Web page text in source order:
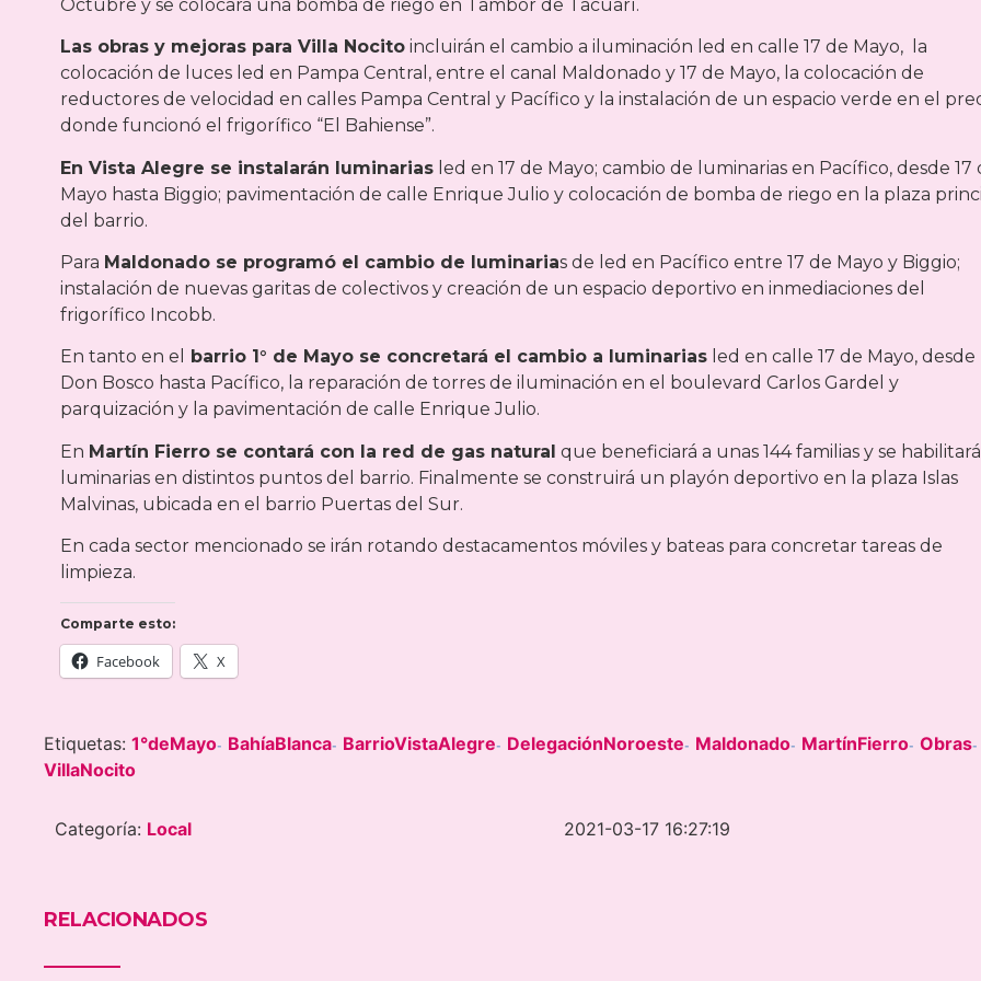
Octubre y se colocará una bomba de riego en Tambor de Tacuarí.
Las obras y mejoras para Villa Nocito incluirán el cambio a iluminación led en calle 17 de Mayo, la
colocación de luces led en Pampa Central, entre el canal Maldonado y 17 de Mayo, la colocación de
reductores de velocidad en calles Pampa Central y Pacífico y la instalación de un espacio verde en el
donde funcionó el frigorífico “El Bahiense”.
En Vista Alegre se instalarán luminarias led en 17 de Mayo; cambio de luminarias en Pacífico, desde 17
Mayo hasta Biggio; pavimentación de calle Enrique Julio y colocación de bomba de riego en la plaza
del barrio.
Para Maldonado se programó el cambio de luminarias de led en Pacífico entre 17 de Mayo y Biggio;
instalación de nuevas garitas de colectivos y creación de un espacio deportivo en inmediaciones del
frigorífico Incobb.
En tanto en el barrio 1° de Mayo se concretará el cambio a luminarias led en calle 17 de Mayo, desde
Don Bosco hasta Pacífico, la reparación de torres de iluminación en el boulevard Carlos Gardel y
parquización y la pavimentación de calle Enrique Julio.
En Martín Fierro se contará con la red de gas natural que beneficiará a unas 144 familias y se
luminarias en distintos puntos del barrio. Finalmente se construirá un playón deportivo en la plaza Islas
Malvinas, ubicada en el barrio Puertas del Sur.
En cada sector mencionado se irán rotando destacamentos móviles y bateas para concretar tareas de
limpieza.
Comparte esto:
Facebook X
Etiquetas: 1°deMayo- BahíaBlanca- BarrioVistaAlegre- DelegaciónNoroeste- Maldonado- MartínFierro- Obras-
VillaNocito
Categoría: Local 2021-03-17 16:27:19
RELACIONADOS